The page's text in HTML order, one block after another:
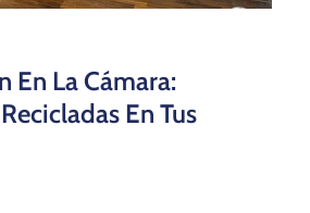
En La Cámara:
En Tus